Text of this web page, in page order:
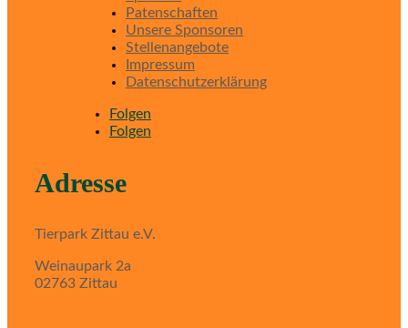
Patenschaften
Unsere Sponsoren
Stellenangebote
Impressum
Datenschutzerklärung
Folgen
Folgen
Adresse
Tierpark Zittau e.V.
Weinaupark 2a
02763 Zittau